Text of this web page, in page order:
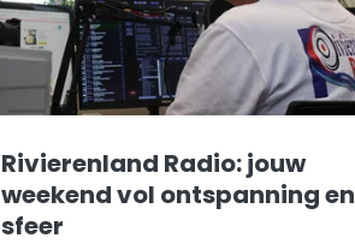
Rivierenland Radio: jouw
weekend vol ontspanning en
sfeer